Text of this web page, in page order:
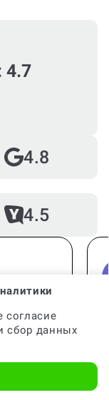
4.7
4.8
4.5
работ по
согласие
сбор данных